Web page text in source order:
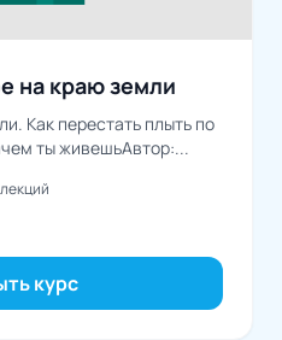
на краю земли
Как перестать плыть по
ты живешьАвтор:...
курс